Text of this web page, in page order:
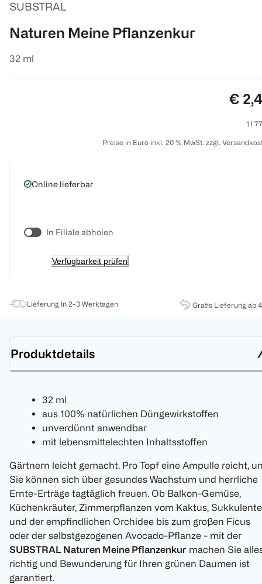
SUBSTRAL
Naturen Meine Pflanzenkur
32 ml
€
1 l
Preise in Euro inkl. 20 % MwSt. zzgl.
Online lieferbar
In Filiale abholen
Verfügbarkeit prüfen
Lieferung in 2-3 Werktagen Gratis Lieferung ab
Produktdetails
32 ml
aus 100% natürlichen Düngewirkstoffen
unverdünnt anwendbar
mit lebensmittelechten Inhaltsstoffen
Gärtnern leicht gemacht. Pro Topf eine Ampulle reicht,
Sie können sich über gesundes Wachstum und herrliche
Ernte-Erträge tagtäglich freuen. Ob Balkon-Gemüse,
Küchenkräuter, Zimmerpflanzen vom Kaktus, Sukkulente
und der empfindlichen Orchidee bis zum großen Ficus
oder der selbstgezogenen Avocado-Pflanze - mit der
SUBSTRAL Naturen Meine Pflanzenkur machen Sie
richtig und Bewunderung für Ihren grünen Daumen ist
garantiert.